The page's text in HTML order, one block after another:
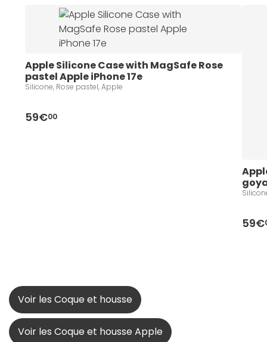
Apple Silicone Case with MagSafe Rose
pastel Apple iPhone 17e
Silicone, Rose pastel, Apple
59€00
59€
Voir les Coque et housse
Voir les Coque et housse Apple